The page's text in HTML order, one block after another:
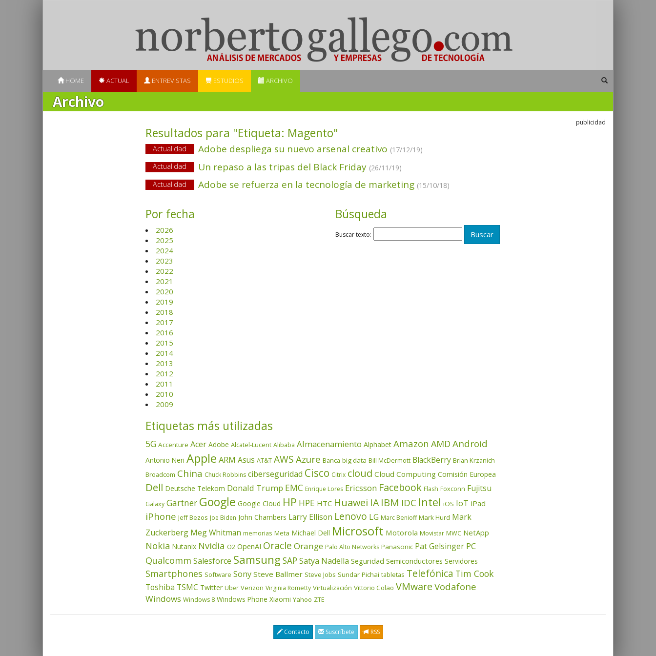
HOME ACTUAL ENTREVISTAS ESTUDIOS ARCHIVO
Archivo
Resultados para "Etiqueta: Magento"
Actualidad Adobe despliega su nuevo arsenal creativo (17/12/19)
Actualidad
Un repaso a las tripas del Black Friday (26/11/19)
Actualidad
Adobe se refuerza en la tecnología de marketing (15/10/18)
Por fecha
2026
2025
2024
2023
2022
2021
2020
2019
2018
2017
2016
2015
2014
2013
2012
2011
2010
2009
Búsqueda
Buscar texto:
Etiquetas más utilizadas
5G Accenture Acer Adobe Alcatel-Lucent Alibaba Almacenamiento Alphabet Amazon AMD Android
Antonio Neri Apple ARM Asus AT&T AWSAzure Banca big data Bill McDermott BlackBerry Brian Krzanich
Broadcom China Chuck Robbins ciberseguridad Cisco Citrix cloud Cloud Computing Comisión Europea
Dell Deutsche Telekom Donald Trump EMC Enrique Lores Ericsson Facebook Flash Foxconn Fujitsu
Galaxy Gartner Google Google Cloud HP HPE HTC Huawei IA IBM IDC Intel iOS IoT iPad
iPhone Jeff Bezos Joe Biden John Chambers Larry Ellison Lenovo LG Marc Benioff Mark Hurd Mark
Zuckerberg Meg Whitman memorias Meta Michael Dell Microsoft Motorola Movistar MWC NetApp
Nokia Nutanix Nvidia O2 OpenAI Oracle Orange Palo Alto Networks Panasonic Pat Gelsinger PC
Qualcomm Salesforce Samsung SAP Satya Nadella Seguridad Semiconductores Servidores
Smartphones Software Sony Steve Ballmer Steve Jobs Sundar Pichai tabletas Telefónica Tim Cook
Toshiba TSMC Twitter Uber Verizon Virginia Rometty Virtualización Vittorio Colao VMwareVodafone
Windows Windows 8 Windows Phone Xiaomi Yahoo ZTE
publicidad
Contacto Suscríbete RSS